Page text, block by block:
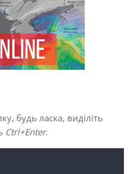
будь ласка, виділіть
Ctrl+Enter.